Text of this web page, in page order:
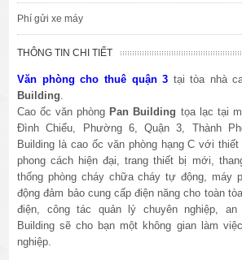
Phí gửi xe máy
THÔNG TIN CHI TIẾT
Văn phòng cho thuê quận 3 tại tòa nhà
Building
Cao ốc văn phòng Pan Building tọa lạc tại
Đình Chiểu, Phường 6, Quận 3, Thành
Building là cao ốc văn phòng hạng C với
phong cách hiện đại, trang thiết bị mới,
thống phòng cháy chữa cháy tự động, máy
động đảm bảo cung cấp điện năng cho toàn
điện, công tác quản lý chuyên nghiệp,
Building sẽ cho bạn một không gian làm
nghiệp.